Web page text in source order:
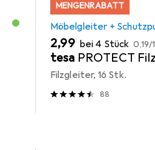
MENGENRABATT
Möbelgleiter +
EUR
2,99 bei 4 Stück EUR
0,19/
tesa PROTECT
Filzgleiter, 16 Stk.
88